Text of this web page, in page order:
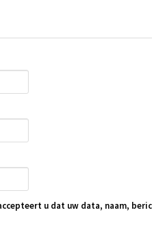
u dat uw data, naam,